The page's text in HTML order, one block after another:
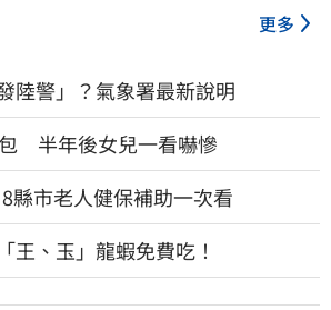
更多
陸警」？氣象署最新說明
半年後女兒一看嚇慘
縣市老人健保補助一次看
王、玉」龍蝦免費吃！